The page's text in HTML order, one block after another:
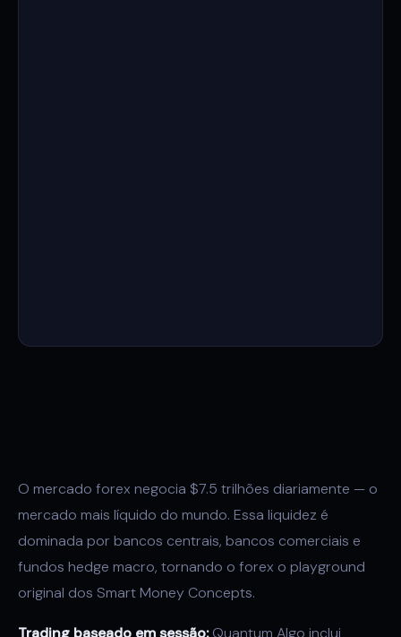
O mercado forex negocia $7.5 trilhões diariamente — o
mercado mais líquido do mundo. Essa liquidez é
dominada por bancos centrais, bancos comerciais e
fundos hedge macro, tornando o forex o playground
original dos Smart Money Concepts.
Trading baseado em sessão:Quantum Algo inclui